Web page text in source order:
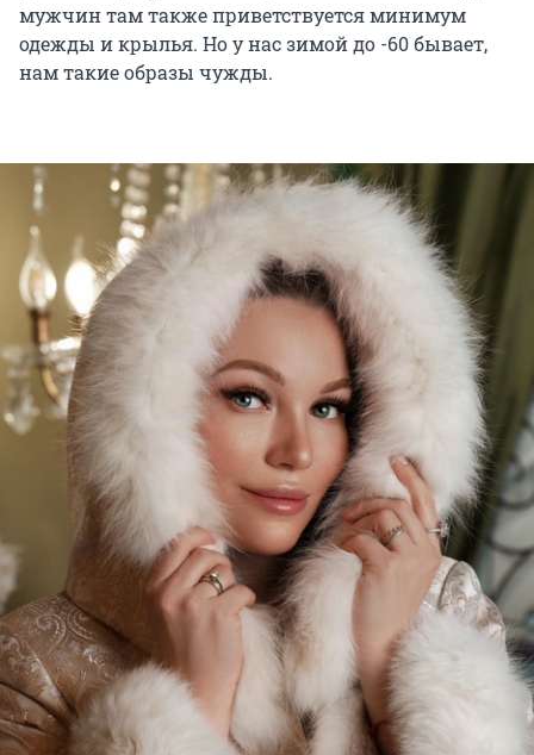
мужчин там также приветствуется минимум
одежды и крылья. Но у нас зимой до -60 бывает,
нам такие образы чужды.